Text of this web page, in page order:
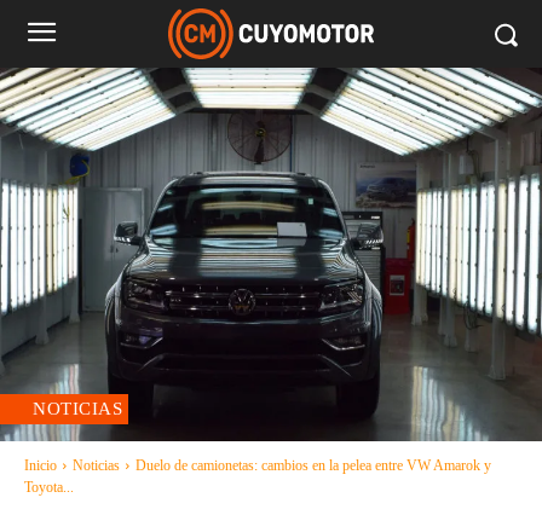
NOTICIAS
Inicio Noticias
Duelo de camionetas: cambios en la pelea entre VW Amarok y
Toyota...